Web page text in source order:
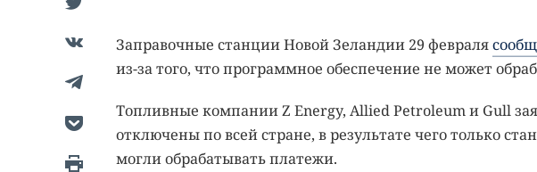
Заправочные станции Новой Зеландии 29 февраля
из-за того, что программное обеспечение не может
Топливные компании Z Energy, Allied Petroleum и Gull
отключены по всей стране, в результате чего только
могли обрабатывать платежи.